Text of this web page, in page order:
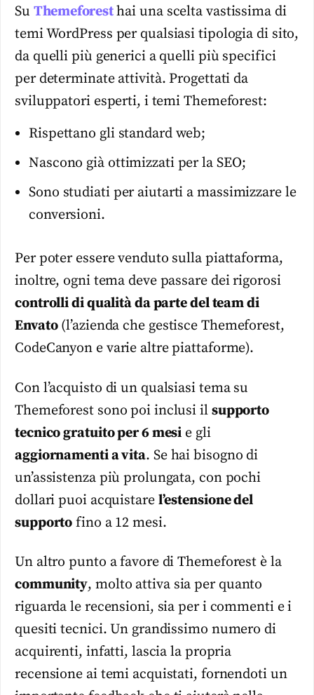
Su Themeforesthai una scelta vastissima di
temi WordPress per qualsiasi tipologia di sito,
da quelli più generici a quelli più specifici
per determinate attività. Progettati da
sviluppatori esperti, i temi Themeforest:
Rispettano gli standard web;
Nascono già ottimizzati per la SEO;
Sono studiati per aiutarti a massimizzare le
conversioni.
Per poter essere venduto sulla piattaforma,
inoltre, ogni tema deve passare dei rigorosi
controlli di qualità da parte del team di
Envato(l’azienda che gestisce Themeforest,
CodeCanyon e varie altre piattaforme).
Con l’acquisto di un qualsiasi tema su
Themeforest sono poi inclusi il supporto
tecnico gratuito per 6 mesi e gli
aggiornamenti a vita. Se hai bisogno di
un’assistenza più prolungata, con pochi
dollari puoi acquistare l’estensione del
supporto fino a 12 mesi.
Un altro punto a favore di Themeforest è la
community, molto attiva sia per quanto
riguarda le recensioni, sia per i commenti e i
quesiti tecnici. Un grandissimo numero di
acquirenti, infatti, lascia la propria
recensione ai temi acquistati, fornendoti un